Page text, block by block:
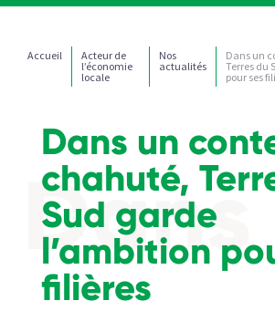
Accueil
Acteur de
l’économie
locale
Nos
actualités
Dans un
Terres du
pour ses
Dans un
chahuté,
Sud garde
l’ambition
filières